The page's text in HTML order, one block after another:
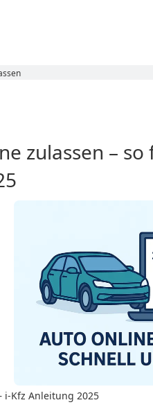
zulassen –
i-Kfz Anleitung 2025